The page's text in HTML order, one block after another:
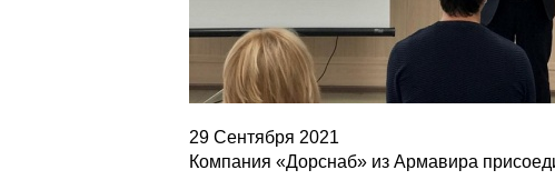
29 Сентября 2021
Компания «Дорснаб» из Армавира